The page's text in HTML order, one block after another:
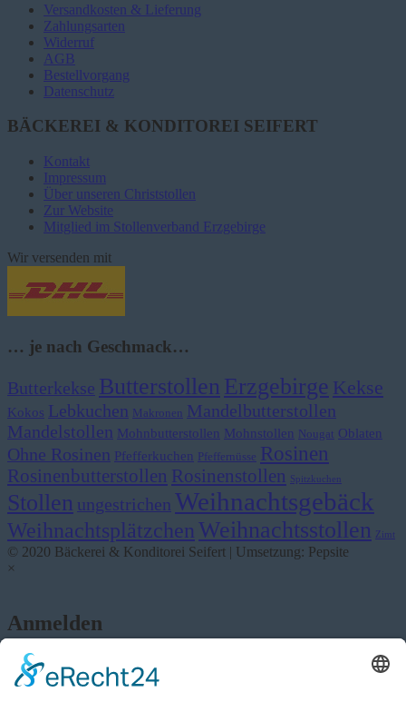
Versandkosten & Lieferung
Zahlungsarten
Widerruf
AGB
Bestellvorgang
Datenschutz
BÄCKEREI & KONDITOREI SEIFERT
Kontakt
Impressum
Über unseren Christstollen
Zur Website
Mitglied im Stollenverband Erzgebirge
Wir versenden mit
… je nach Geschmack…
Butterkekse Butterstollen Erzgebirge Kekse
Kokos Lebkuchen Makronen Mandelbutterstollen
Mandelstollen Mohnbutterstollen Mohnstollen Nougat Oblaten
Ohne Rosinen Pfefferkuchen Pfeffernüsse Rosinen
Rosinenbutterstollen Rosinenstollen Spitzkuchen
Stollen ungestrichen Weihnachtsgebäck
WeihnachtsplätzchenWeihnachtsstollen Zimt
© 2020 Bäckerei & Konditorei Seifert | Umsetzung: Pepsite
×
Anmelden